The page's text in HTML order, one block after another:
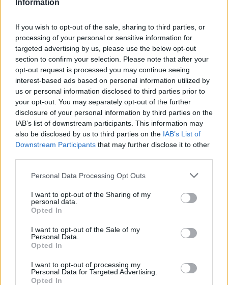
Information
If you wish to opt-out of the sale, sharing to third parties, or
processing of your personal or sensitive information for
targeted advertising by us, please use the below opt-out
section to confirm your selection. Please note that after your
opt-out request is processed you may continue seeing
interest-based ads based on personal information utilized by
us or personal information disclosed to third parties prior to
your opt-out. You may separately opt-out of the further
disclosure of your personal information by third parties on the
IAB’s list of downstream participants. This information may
also be disclosed by us to third parties on the IAB’s List of
Downstream Participants that may further disclose it to other
Please note that this website/app uses one or more Google
not limited to your visit or usage behaviour. You may click to
grant or deny consent to Google and its third-party tags to
use your data for below specified purposes in below Google
consent section.
Personal Data Processing Opt Outs
I want to opt-out of the Sharing of my
personal data.
Opted In
I want to opt-out of the Sale of my
Personal Data.
Opted In
I want to opt-out of processing my
Personal Data for Targeted Advertising.
Opted In
Στην εκπνοή η Βέχτα μέσα στο
Μόναχο
Ήττα και για τηΜπάγερν Μονάχου
στο BMW Park όπως
διαφορά: Στο6-3η βαυαρική ομάδα και στο 5-4
η προσεχής αντίπαλος του Προμηθέα (4/12, 19:30/Cosmote
αγωνιστική του BCL.